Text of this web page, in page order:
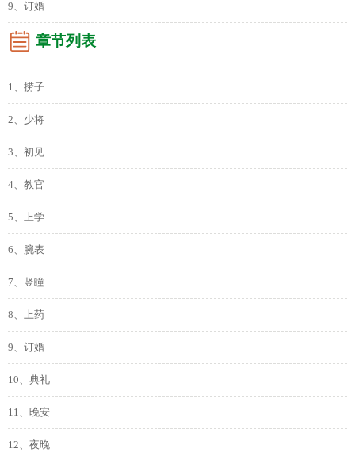
9、订婚
章节列表
1、捞子
2、少将
3、初见
4、教官
5、上学
6、腕表
7、竖瞳
8、上药
9、订婚
10、典礼
11、晚安
12、夜晚